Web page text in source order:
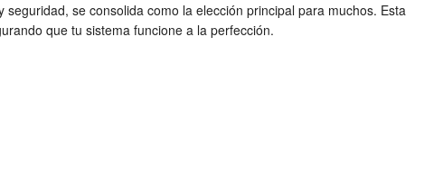
se consolida como la elección principal para muchos. Esta
que tu sistema funcione a la perfección.